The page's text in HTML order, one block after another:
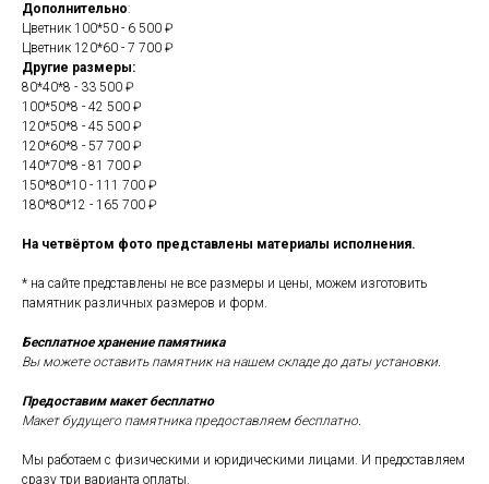
Дополнительно:
Цветник 100*50 - 6 500 ₽
Цветник 120*60 - 7 700 ₽
Другие размеры:
80*40*8 - 33 500 ₽
100*50*8 - 42 500 ₽
120*50*8 - 45 500 ₽
120*60*8 - 57 700 ₽
140*70*8 - 81 700 ₽
150*80*10 - 111 700 ₽
180*80*12 - 165 700 ₽
На четвёртом фото представлены материалы исполнения.
* на сайте представлены не все размеры и цены, можем изготовить
памятник различных размеров и форм.
Бесплатное хранение памятника
Вы можете оставить памятник на нашем складе до даты установки.
Предоставим макет бесплатно
Макет будущего памятника предоставляем бесплатно.
Мы работаем с физическими и юридическими лицами. И предоставляем
сразу три варианта оплаты.